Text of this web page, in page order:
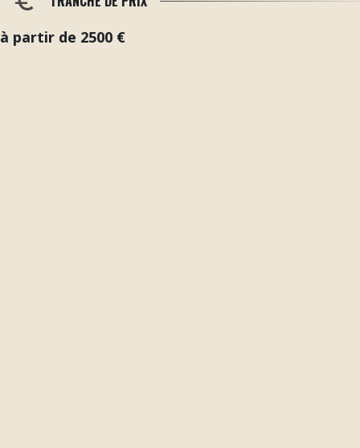
à partir de 2500 €